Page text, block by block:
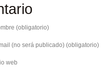
(obligatorio)
(no será publicado) (obligatorio)
web